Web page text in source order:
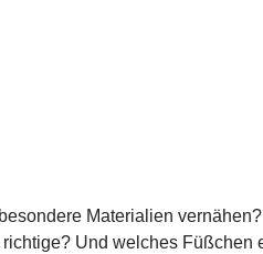
Materialien
Und welches